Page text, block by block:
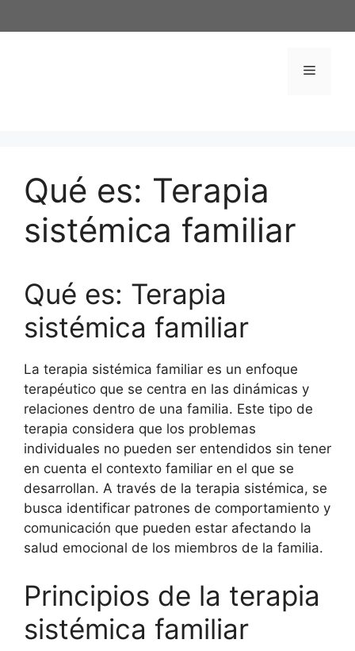
al
Menú
Qué es: Terapia
sistémica familiar
Qué es: Terapia
sistémica familiar
La terapia sistémica familiar es un enfoque
terapéutico que se centra en las dinámicas y
relaciones dentro de una familia. Este tipo de
terapia considera que los problemas
individuales no pueden ser entendidos sin tener
en cuenta el contexto familiar en el que se
desarrollan. A través de la terapia sistémica, se
busca identificar patrones de comportamiento y
comunicación que pueden estar afectando la
salud emocional de los miembros de la familia.
Principios de la terapia
sistémica familiar